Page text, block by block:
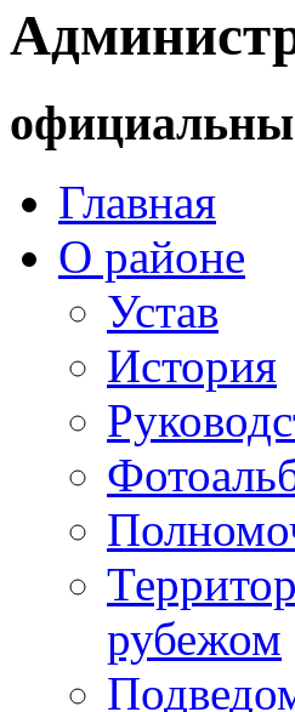
Главная
О районе
Устав
История
рубежом